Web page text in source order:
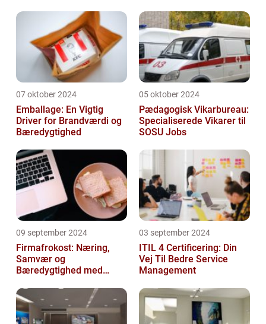
07 oktober 2024
Emballage: En Vigtig
Driver for Brandværdi og
Bæredygtighed
05 oktober 2024
Pædagogisk Vikarbureau:
Specialiserede Vikarer til
SOSU Jobs
09 september 2024
Firmafrokost: Næring,
Samvær og
Bæredygtighed med
03 september 2024
ITIL 4 Certificering: Din
Vej Til Bedre Service
Management